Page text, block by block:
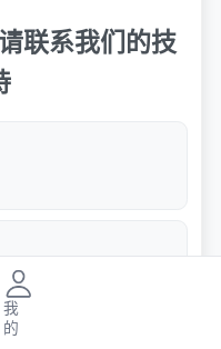
联系我们的技
我
的